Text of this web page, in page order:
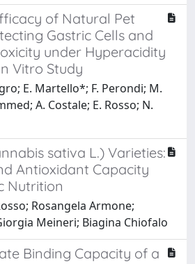
of Natural Pet
Gastric Cells and
under Hyperacidity
Vitro Study
E. Martello*; F. Perondi; M.
A. Costale; E. Rosso; N.
sativa L.) Varieties:
Antioxidant Capacity
Nutrition
Rosangela Armone;
Meineri; Biagina Chiofalo
Binding Capacity of a